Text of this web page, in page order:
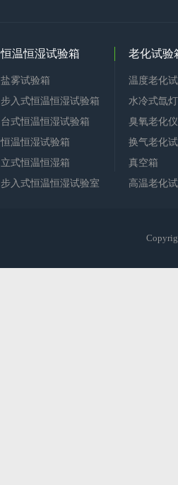
恒温恒湿试验箱
盐雾试验箱
步入式恒温恒湿试验箱
台式恒温恒湿试验箱
恒温恒湿试验箱
立式恒温恒湿箱
步入式恒温恒湿试验室
老化试验
温度老化
水冷式氙
臭氧老化仪
换气老化
真空箱
高温老化